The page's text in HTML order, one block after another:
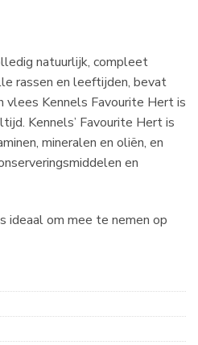
natuurlijk, compleet
rassen en leeftijden, bevat
Kennels Favourite Hert is
Kennels’ Favourite Hert is
mineralen en oliën, en
en
ideaal om mee te nemen op